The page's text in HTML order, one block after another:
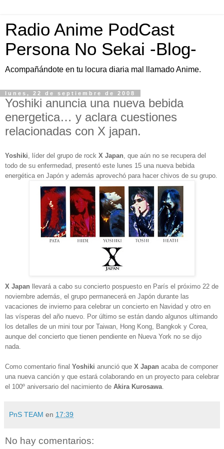
Radio Anime PodCast
Persona No Sekai -Blog-
Acompañándote en tu locura diaria mal llamado Anime.
lunes, 22 de septiembre de 2008
Yoshiki anuncia una nueva bebida
energetica… y aclara cuestiones
relacionadas con X japan.
Yoshiki , líder del grupo de rock X Japan , que aún no se recupera del
todo de su enfermedad, presentó este lunes 15 una nueva bebida
energética en Japón y además aprovechó para hacer chivos de su grupo.
X Japan llevará a cabo su concierto pospuesto en París el próximo 22 de
noviembre además, el grupo permanecerá en Japón durante las
vacaciones de invierno para celebrar un concierto en Navidad y otro en
las vísperas del año nuevo. Por último se están dando algunos ultimando
los detalles de un mini tour por Taiwan, Hong Kong, Bangkok y Corea,
aunque del concierto que tienen pendiente en Nueva York no se dijo
nada.
Como comentario final Yoshiki anunció que X Japan acaba de componer
una nueva canción y que estará colaborando en un proyecto para celebrar
el 100º aniversario del nacimiento de Akira Kurosawa
PnS TEAM en 17:39
No hay comentarios: